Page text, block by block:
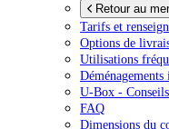
Retour au
Tarifs et
Options de
Utilisations
U-Box -
FAQ
Dimensions du